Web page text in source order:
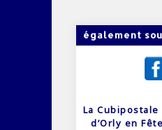
également
La
d’Orly en